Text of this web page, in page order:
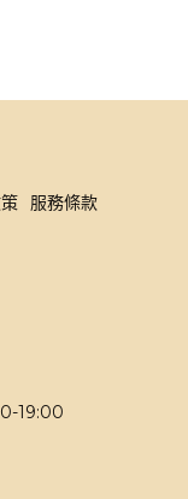
服務條款
19:00